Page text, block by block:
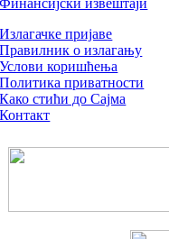
Финансијски извештаји
Излагачке пријаве
Правилник о излагању
Услови коришћења
Политика приватности
Како стићи до Сајма
Контакт